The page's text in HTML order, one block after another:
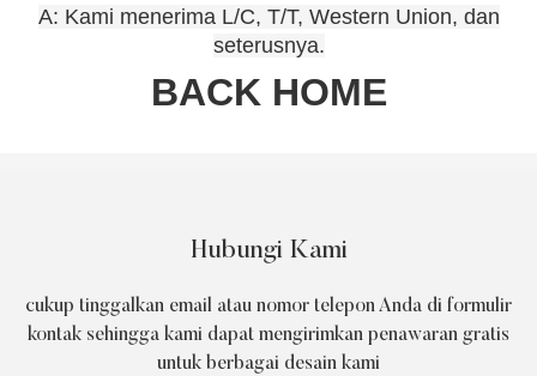
A: Kami menerima L/C, T/T, Western Union, dan
seterusnya.
BACK HOME
Hubungi Kami
cukup tinggalkan email atau nomor telepon Anda di formulir
kontak sehingga kami dapat mengirimkan penawaran gratis
untuk berbagai desain kami